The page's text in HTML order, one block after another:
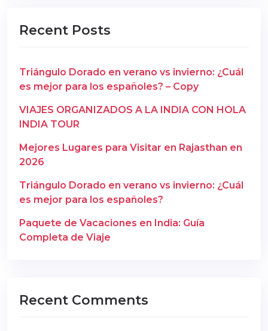
Recent Posts
Triángulo Dorado en verano vs invierno: ¿Cuál
es mejor para los españoles? – Copy
VIAJES ORGANIZADOS A LA INDIA CON HOLA
INDIA TOUR
Mejores Lugares para Visitar en Rajasthan en
2026
Triángulo Dorado en verano vs invierno: ¿Cuál
es mejor para los españoles?
Paquete de Vacaciones en India: Guía
Completa de Viaje
Recent Comments